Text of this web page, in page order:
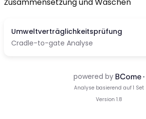
Zusammensetzung und Waschen